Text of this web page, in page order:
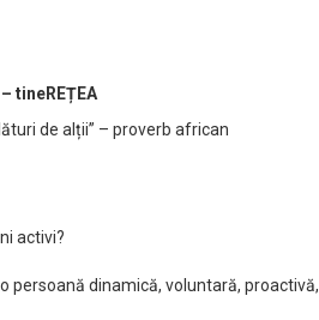
tineREȚEA
de alții” – proverb african
activi?
persoană dinamică, voluntară, proactivă,